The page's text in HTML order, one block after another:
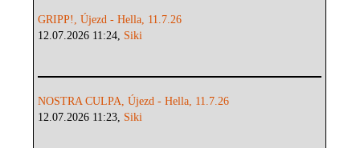
GRIPP!, Újezd - Hella, 11.7.26
12.07.2026 11:24, Siki
NOSTRA CULPA, Újezd - Hella, 11.7.26
12.07.2026 11:23, Siki